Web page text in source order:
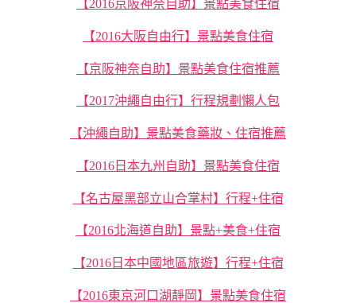
【2016京阪神奈自助】景點美食住宿
【2016大阪自由行】景點美食住宿
【京阪神奈自助】景點美食住宿推薦
【2017沖繩自由行】行程規劃懶人包
【沖繩自助】景點美食藥妝、住宿推薦
【2016日本九州自助】景點美食住宿
【名古屋黑部立山合掌村】行程+住宿
【2016北海道自助】景點+美食+住宿
【2016日本中國地區旅遊】行程+住宿
【2016東京河口湖靜岡】景點美食住宿